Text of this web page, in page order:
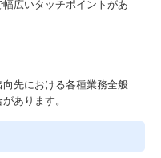
広いタッチポイントがあ
先における各種業務全般
あります。